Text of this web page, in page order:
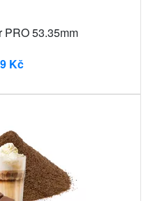
PRO 53.35mm
Kč